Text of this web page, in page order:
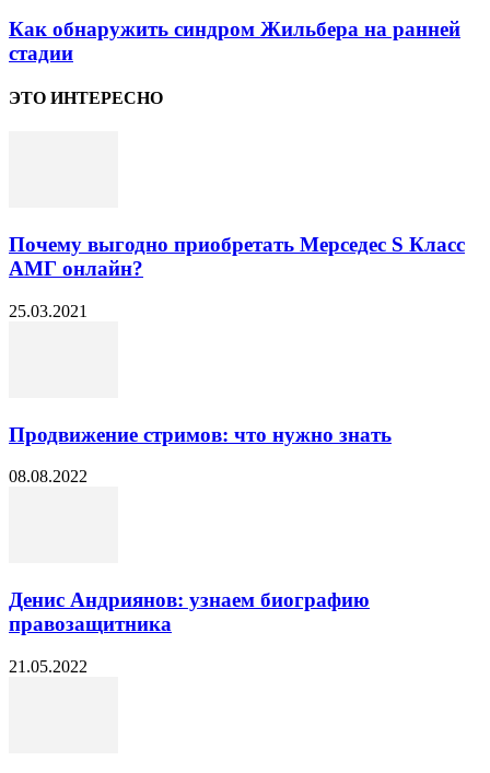
Как обнаружить синдром Жильбера на ранней
стадии
ЭТО ИНТЕРЕСНО
Почему выгодно приобретать Мерседес S Класс
АМГ онлайн?
25.03.2021
Продвижение стримов: что нужно знать
08.08.2022
Денис Андриянов: узнаем биографию
правозащитника
21.05.2022